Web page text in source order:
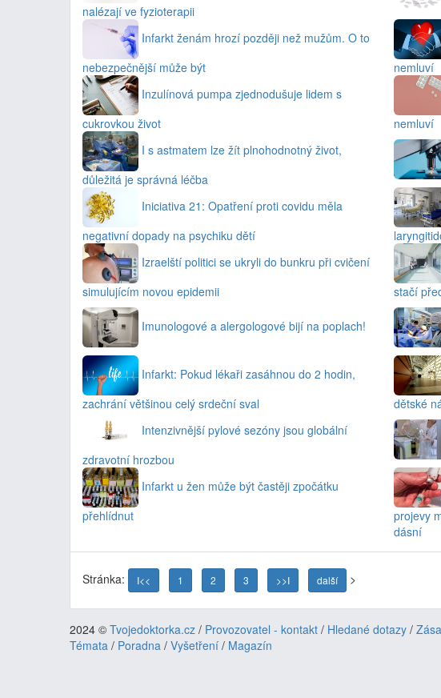
nalézají ve fyzioterapii
Infarkt ženám hrozí později než mužům. O to
nebezpečnější může být
Inzulínová pumpa zjednodušuje lidem s
cukrovkou život
I s astmatem lze žít plnohodnotný život,
důležitá je správná léčba
Iniciativa 21: Opatření proti covidu měla
negativní dopady na psychiku dětí
Izraelští politici se ukryli do bunkru při cvičení
simulujícím novou epidemii
Imunologové a alergologové bijí na poplach!
Infarkt: Pokud lékaři zasáhnou do 2 hodin,
zachrání většinou celý srdeční sval
Intenzivnější pylové sezóny jsou globální
zdravotní hrozbou
Infarkt u žen může být častěji zpočátku
přehlídnut
nemluví
nemluví
stačí
dětské
projevy
dásní
Stránka: I<< 1 2 3 >>I další >
2024 © Tvojedoktorka.cz / Provozovatel - kontakt / Hledané dotazy /
Témata / Poradna / Vyšetření / Magazín